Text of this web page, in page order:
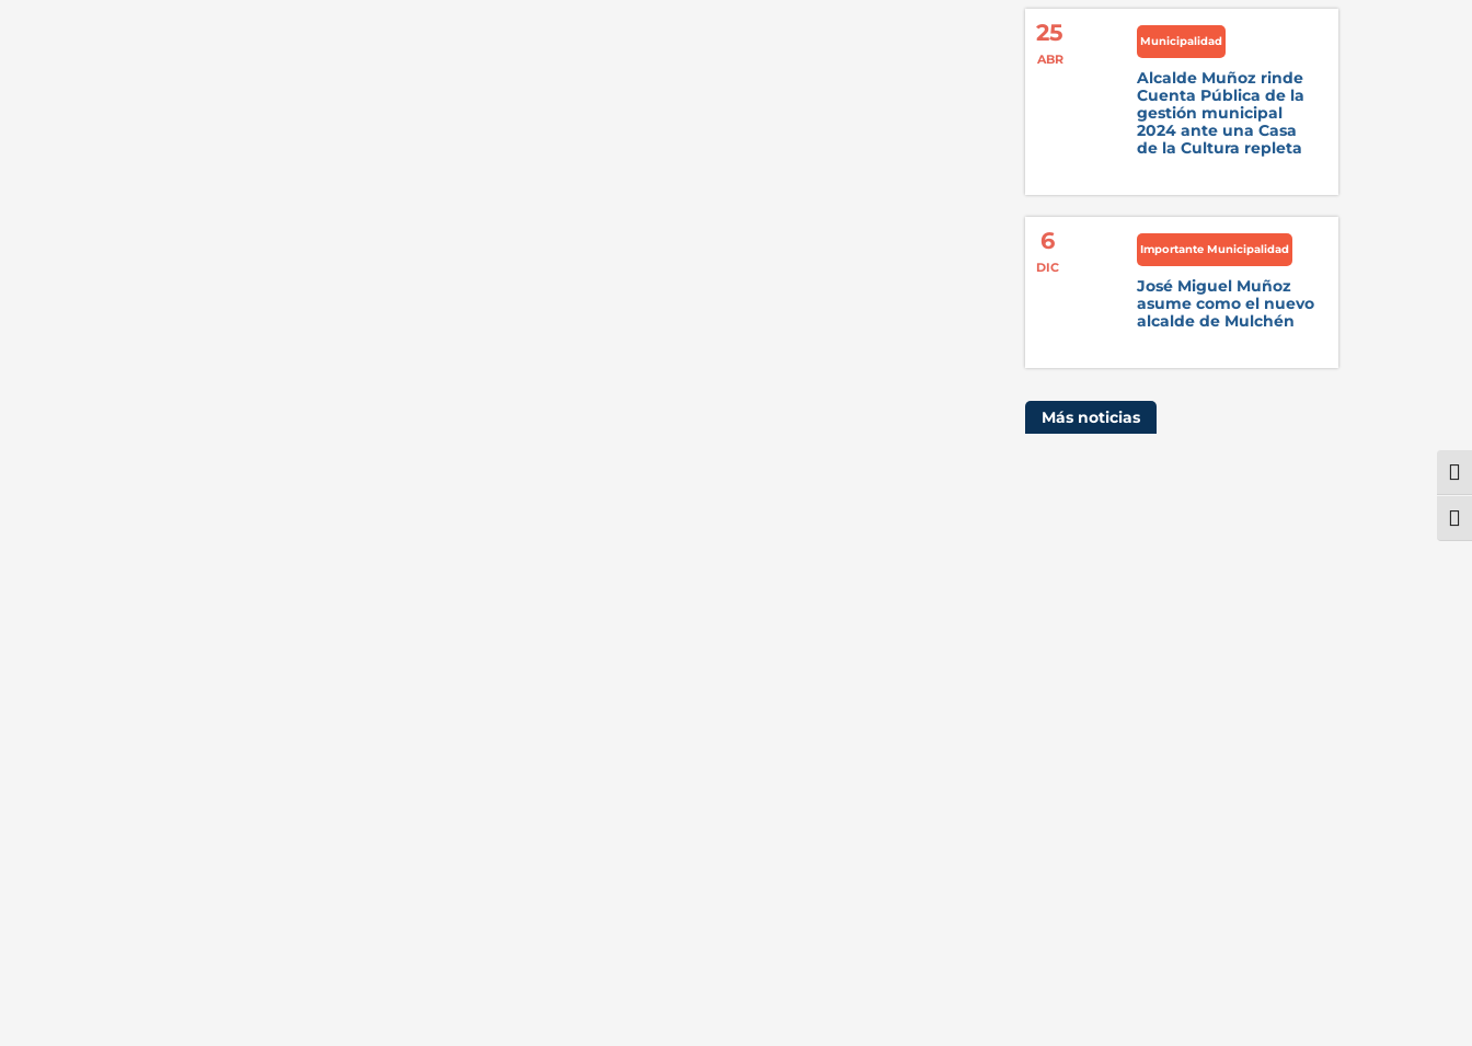
25
ABR
Municipalidad
Alcalde Muñoz rinde
Cuenta Pública de la
gestión municipal
2024 ante una Casa
de la Cultura repleta
6
DIC
Importante Municipalidad
José Miguel Muñoz
asume como el nuevo
alcalde de Mulchén
Más noticias